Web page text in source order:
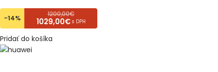
-14% 1200,00€
1029,00€ s DPH
Pridať do košíka